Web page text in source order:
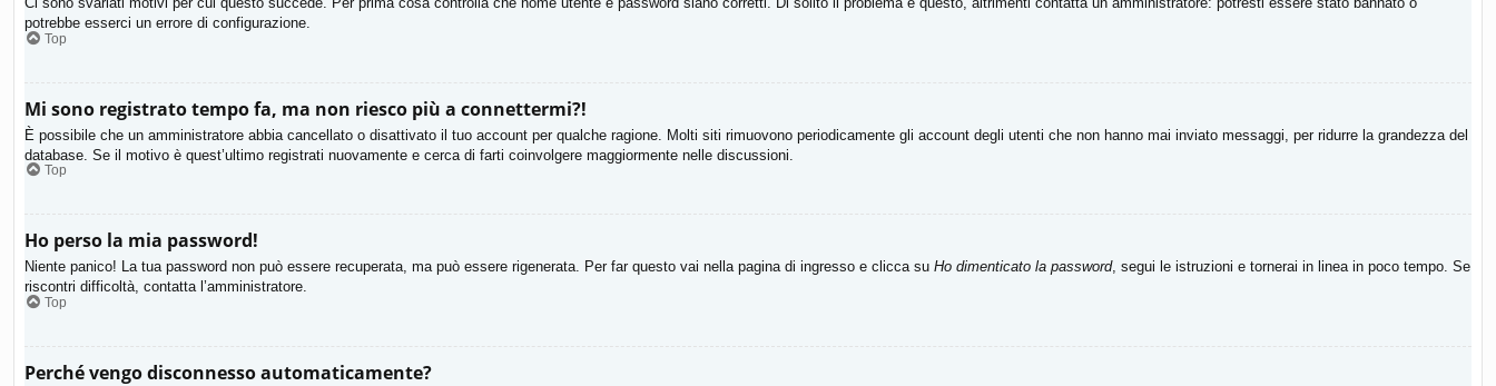
potrebbe esserci un errore di configurazione.
Top
Mi sono registrato tempo fa, ma non riesco più a connettermi?!
È possibile che un amministratore abbia cancellato o disattivato il tuo account per qualche ragione. Molti siti rimuovono periodicamente gli account degli utenti che non hanno mai inviato messaggi, per ridurre la grandezza del
database. Se il motivo è quest’ultimo registrati nuovamente e cerca di farti coinvolgere maggiormente nelle discussioni.
Top
Ho perso la mia password!
Niente panico! La tua password non può essere recuperata, ma può essere rigenerata. Per far questo vai nella pagina di ingresso e clicca su Ho dimenticato la password, segui le istruzioni e tornerai in linea in poco tempo. Se
riscontri difficoltà, contatta l’amministratore.
Top
Perché vengo disconnesso automaticamente?